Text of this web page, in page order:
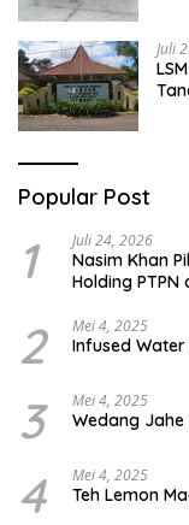
Juli
Popular Post
1 Juli 24, 2026
Nasim Khan
Holding PTPN
2 Mei 4, 2025
Infused Water
3 Mei 4, 2025
Wedang Jahe
4 Mei 4, 2025
Teh Lemon